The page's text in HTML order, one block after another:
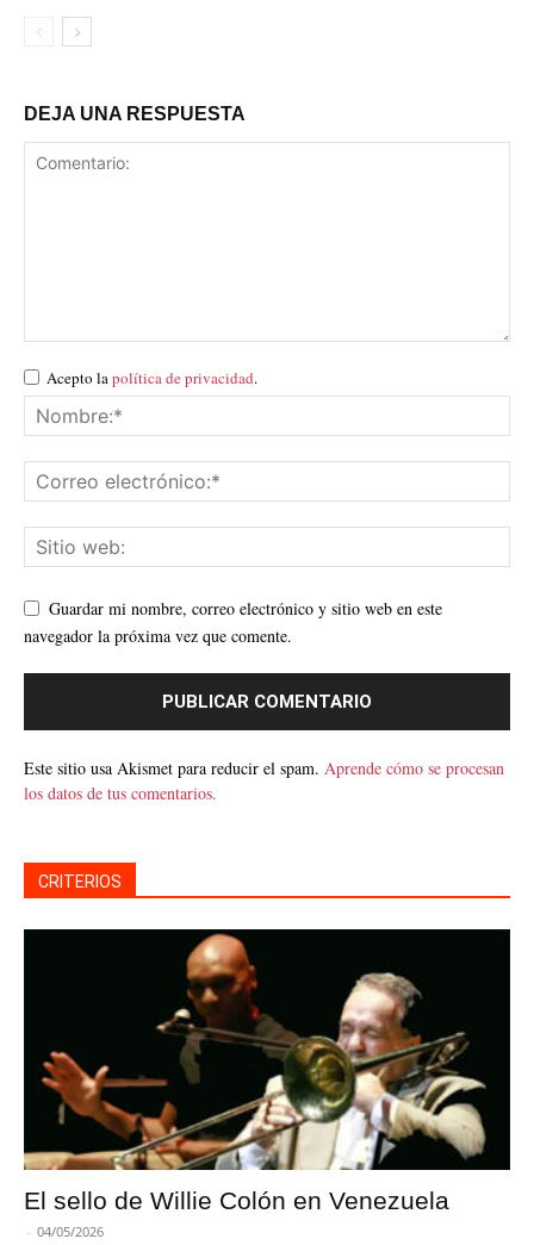
DEJA UNA RESPUESTA
Acepto lapolítica de privacidad.
Guardar mi nombre, correo electrónico y sitio web en este
navegador la próxima vez que comente.
Este sitio usa Akismet para reducir el spam. Aprende cómo se procesan
los datos de tus comentarios.
CRITERIOS
El sello de Willie Colón en Venezuela
- 04/05/2026